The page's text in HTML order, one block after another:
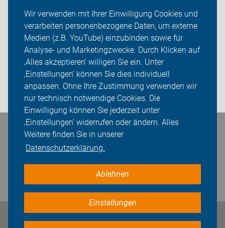
Wir verwenden mit Ihrer Einwilligung Cookies und
verarbeiten personenbezogene Daten, um externe
Medien (z.B. YouTube) einzubinden sowie für
Analyse- und Marketingzwecke. Durch Klicken auf
‚Alles akzeptieren‘ willigen Sie ein. Unter
‚Einstellungen‘ können Sie dies individuell
anpassen. Ohne Ihre Zustimmung verwenden wir
nur technisch notwendige Cookies. Die
Einwilligung können Sie jederzeit unter
‚Einstellungen‘ widerrufen oder ändern. Alles
Weitere finden Sie in unserer
Datenschutzerklärung.
Ablehnen
Einstellungen
über den Kreisverband
Sei dabei
Presse
Login
Bleiben Sie in Kontakt